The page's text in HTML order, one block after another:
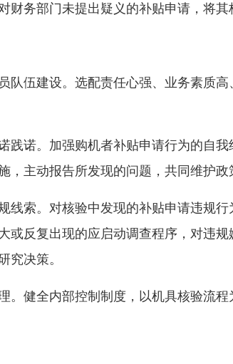
财务部门未提出疑义的补贴申请，将
队伍建设。选配责任心强、业务素质
践诺。加强购机者补贴申请行为的自
，主动报告所发现的问题，共同维护政
线索。对核验中发现的补贴申请违规
或反复出现的应启动调查程序，对违
究决策。
。健全内部控制制度，以机具核验流